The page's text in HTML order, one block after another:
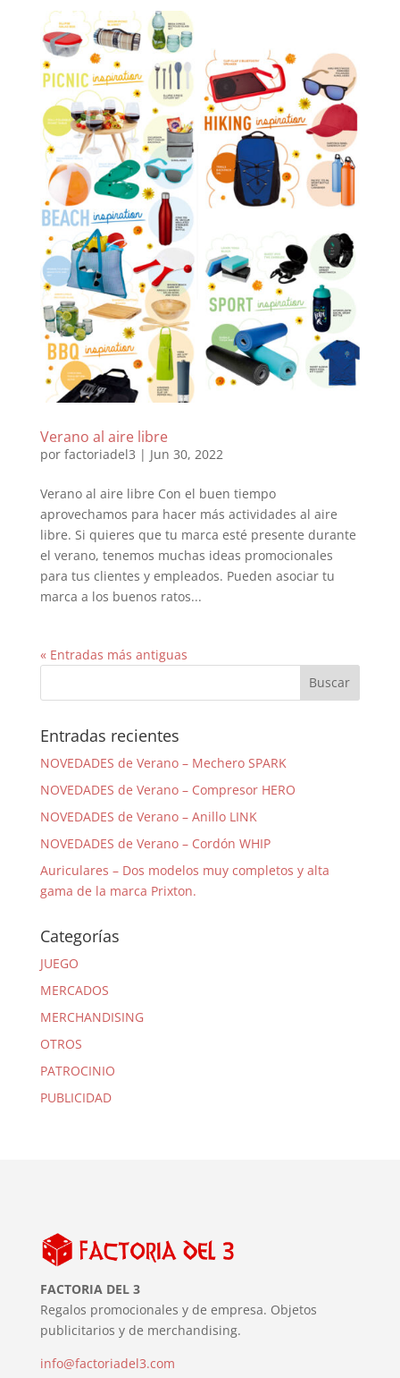
Verano al aire libre
por factoriadel3 | Jun 30, 2022
Verano al aire libre Con el buen tiempo
aprovechamos para hacer más actividades al aire
libre. Si quieres que tu marca esté presente durante
el verano, tenemos muchas ideas promocionales
para tus clientes y empleados. Pueden asociar tu
marca a los buenos ratos...
« Entradas más antiguas
Entradas recientes
NOVEDADES de Verano – Mechero SPARK
NOVEDADES de Verano – Compresor HERO
NOVEDADES de Verano – Anillo LINK
NOVEDADES de Verano – Cordón WHIP
Auriculares – Dos modelos muy completos y alta
gama de la marca Prixton.
Categorías
JUEGO
MERCADOS
MERCHANDISING
OTROS
PATROCINIO
PUBLICIDAD
FACTORIA DEL 3
Regalos promocionales y de empresa. Objetos
publicitarios y de merchandising.
info@factoriadel3.com